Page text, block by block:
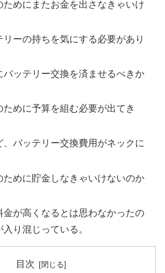
ためにまたお金を出さなきゃいけ
リーの持ちを気にする必要があり
バッテリー交換を済ませるべきか
めに予算を組む必要が出てき
バッテリー交換費用がネックに
ために貯金しなきゃいけないのか
金が高くなるとは思わなかったの
り混じっている。
目次